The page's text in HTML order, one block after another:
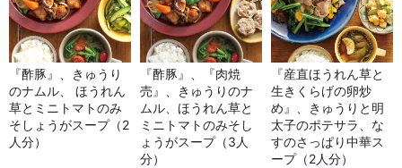
『酢豚』、きゅうり
のナムル、 ほうれん
草とミニトマトのみ
そしょうがスープ（2
人分）
『酢豚』、『肉焼
売』、きゅうりのナ
ムル、ほうれん草と
ミニトマトのみそし
ょうがスープ（3人
分）
『産直ほうれん草と
生きくらげの卵炒
め』、きゅうりと明
太子のポテサラ、な
すのさっぱり中華ス
ープ（2人分）